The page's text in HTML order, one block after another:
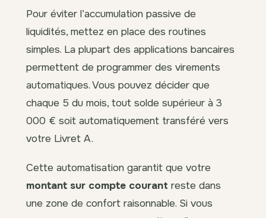
Pour éviter l’accumulation passive de
liquidités, mettez en place des routines
simples. La plupart des applications bancaires
permettent de programmer des virements
automatiques. Vous pouvez décider que
chaque 5 du mois, tout solde supérieur à 3
000 € soit automatiquement transféré vers
votre Livret A.
Cette automatisation garantit que votre
montant sur compte courant reste dans
une zone de confort raisonnable. Si vous